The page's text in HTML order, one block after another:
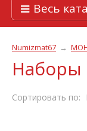
Весь
Numizmat67 →
Сортировать по: